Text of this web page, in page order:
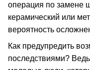
операция по замене
керамический или
вероятность
Как предупредить
последствиями?